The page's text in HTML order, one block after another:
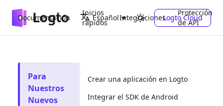
Documentación
Inicios
rápidos
Integraciones
Protección
de API
Español Logto Cloud
Para
Nuestros
Nuevos
Crear una aplicación en Logto
Integrar el SDK de Android